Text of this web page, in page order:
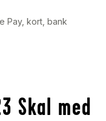
Pay, kort, bank
Skal med